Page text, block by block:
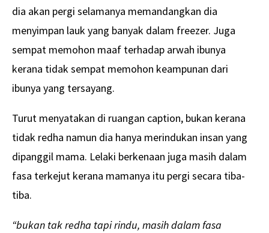
dia akan pergi selamanya memandangkan dia
menyimpan lauk yang banyak dalam freezer. Juga
sempat memohon maaf terhadap arwah ibunya
kerana tidak sempat memohon keampunan dari
ibunya yang tersayang.
Turut menyatakan di ruangan caption, bukan kerana
tidak redha namun dia hanya merindukan insan yang
dipanggil mama. Lelaki berkenaan juga masih dalam
fasa terkejut kerana mamanya itu pergi secara tiba-
tiba.
“bukan tak redha tapi rindu, masih dalam fasa